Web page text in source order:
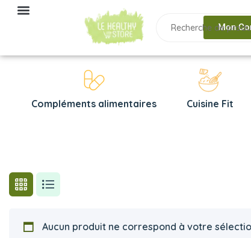
Mon
Compléments alimentaires Cuisine Fit
Aucun produit ne correspond à votre